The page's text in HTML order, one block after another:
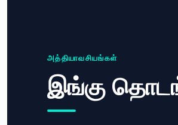
அத்தியாவசியங்கள்
இங்கு